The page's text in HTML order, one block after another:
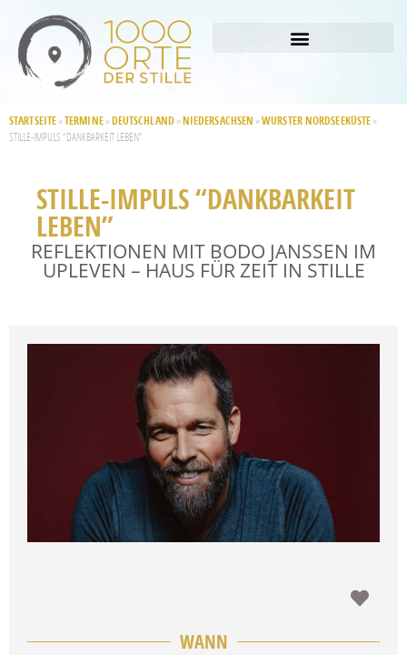
STARTSEITE » TERMINE» DEUTSCHLAND» NIEDERSACHSEN »WURSTER NORDSEEKÜSTE »
STILLE-IMPULS “DANKBARKEIT LEBEN”
STILLE-IMPULS “DANKBARKEIT
LEBEN”
REFLEKTIONEN MIT BODO JANSSEN IM
UPLEVEN – HAUS FÜR ZEIT IN STILLE
WANN